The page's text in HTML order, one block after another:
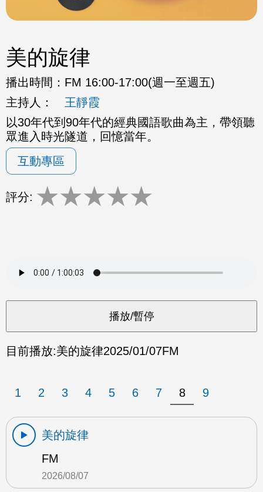
美的旋律
播出時間： FM 16:00-17:00(週一至週五)
主持人：
王靜霞
以30年代到90年代的經典國語歌曲為主，帶領聽
眾進入時光隧道，回憶當年。
互動專區
評分: ★★★★★
目前播放:美的旋律2025/01/07FM
1 2 3 4 5 6 7 8 9
美的旋律
FM
2026/08/07